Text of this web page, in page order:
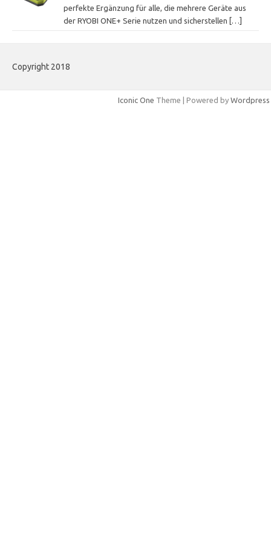
perfekte Ergänzung für alle, die mehrere Geräte aus
der RYOBI ONE+ Serie nutzen und sicherstellen
[…]
Copyright 2018
Iconic One Theme | Powered by Wordpress